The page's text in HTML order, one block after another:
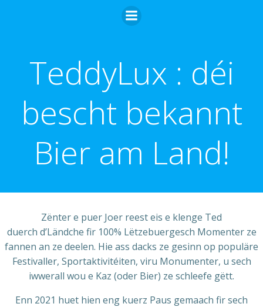
Skip
to
TeddyLux : déi
bescht bekannt
Bier am Land!
Zënter e puer Joer reest eis e klenge Ted
duerch d’Ländche fir 100% Lëtzebuergesch Momenter ze
fannen an ze deelen. Hie ass dacks ze gesinn op populäre
Festivaller, Sportaktivitéiten, viru Monumenter, u sech
iwwerall wou e Kaz (oder Bier) ze schleefe gëtt.
Enn 2021 huet hien eng kuerz Paus gemaach fir sech